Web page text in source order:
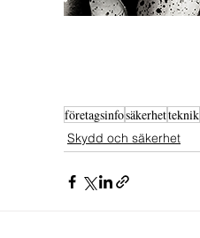
företagsinfosäkerhetteknik
Skydd och säkerhet